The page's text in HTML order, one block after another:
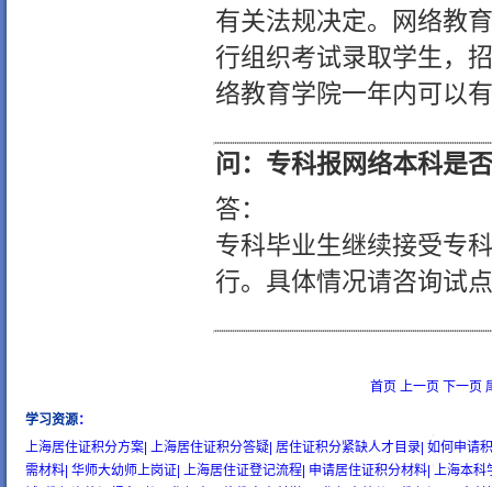
有关法规决定。网络教
行组织考试录取学生，
络教育学院一年内可以
问：专科报网络本科是
答：
专科毕业生继续接受专
行。具体情况请咨询试
首页 上一页 下一页
学习资源：
上海居住证积分方案| 上海居住证积分答疑| 居住证积分紧缺人才目录| 如何申请
需材料| 华师大幼师上岗证| 上海居住证登记流程| 申请居住证积分材料| 上海本科